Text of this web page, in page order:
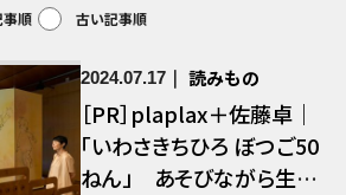
事順 古い記事順
2024.07.17 読みもの
［PR］plaplax＋佐藤卓｜
「いわさきちひろ ぼつご50
ねん」 あそびながら生ま